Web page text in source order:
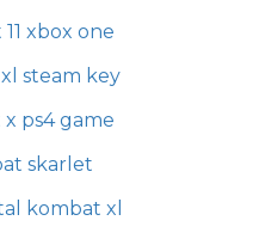
xbox one
steam key
ps4 game
skarlet
kombat xl